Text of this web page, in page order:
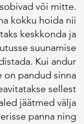
või mitte.
kokku hoida nii
keskkonda ja
suunamise
Kui andur
on pandud sinna
sellest
jäätmed välja
panna ning